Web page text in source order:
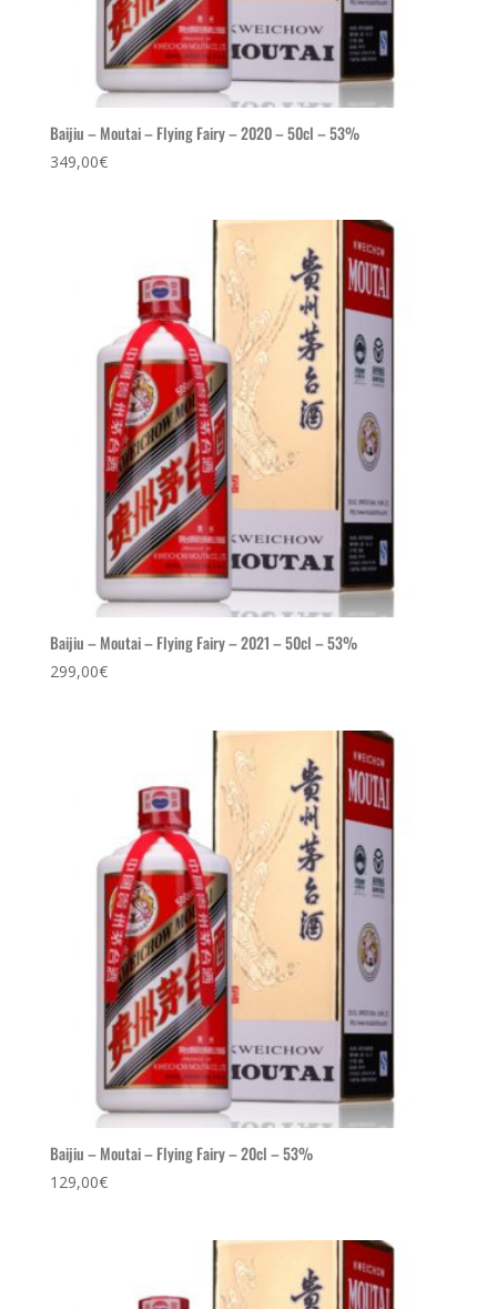
Baijiu – Moutai – Flying Fairy – 2020 – 50cl – 53%
349,00€
Baijiu – Moutai – Flying Fairy – 2021 – 50cl – 53%
299,00€
Baijiu – Moutai – Flying Fairy – 20cl – 53%
129,00€